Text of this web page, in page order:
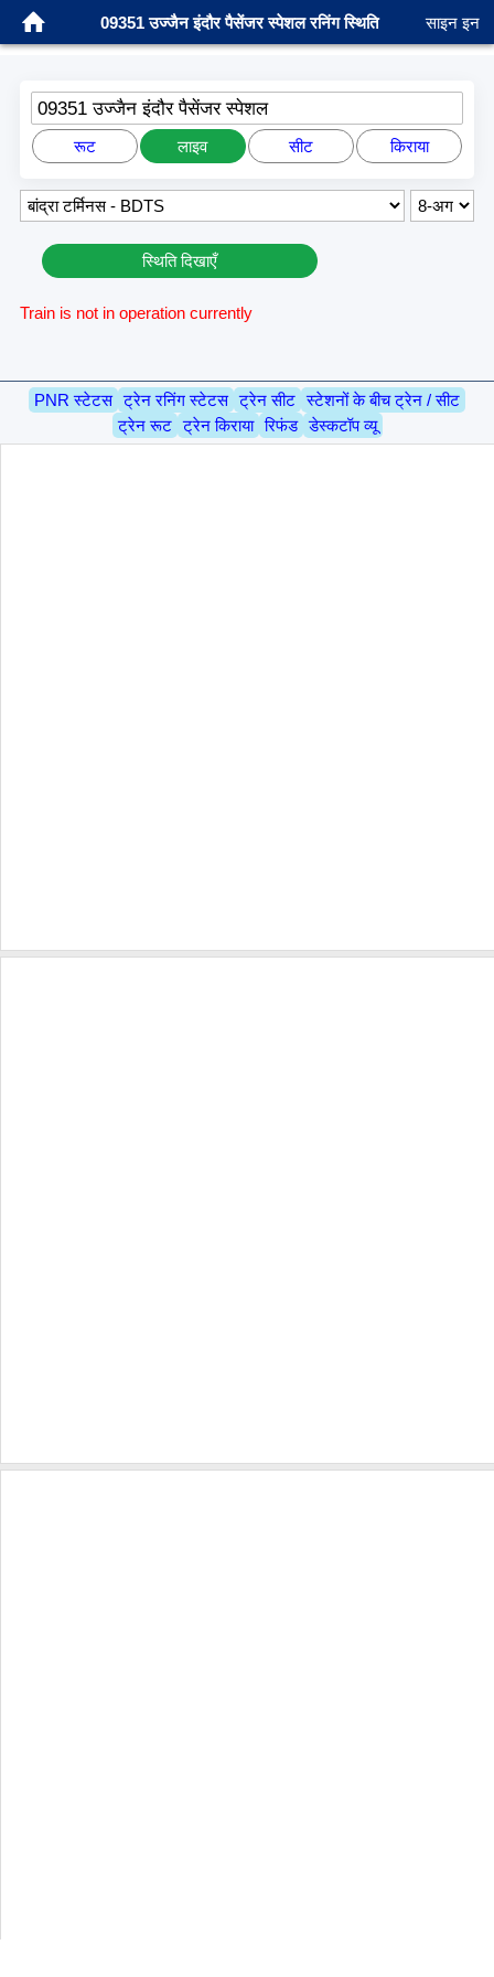
09351 उज्जैन इंदौर पैसेंजर स्पेशल रनिंग स्थिति साइन इन
09351 उज्जैन इंदौर पैसेंजर स्पेशल
रूट लाइव सीट किराया
स्थिति दिखाएँ
Train is not in operation currently
PNR स्टेटस ट्रेन रनिंग स्टेटस ट्रेन सीट स्टेशनों के बीच ट्रेन / सीट
ट्रेन रूट ट्रेन किराया रिफंड डेस्कटॉप व्यू